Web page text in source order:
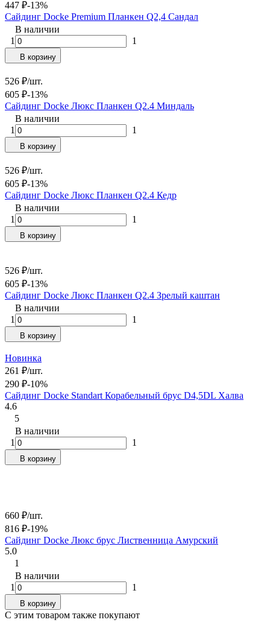
447 ₽-13%
Сайдинг Docke Premium Планкен Q2,4 Сандал
В наличии
1
1
В корзину
526 ₽/шт.
605 ₽-13%
Сайдинг Docke Люкс Планкен Q2.4 Миндаль
В наличии
1
1
В корзину
526 ₽/шт.
605 ₽-13%
Сайдинг Docke Люкс Планкен Q2.4 Кедр
В наличии
1
1
В корзину
526 ₽/шт.
605 ₽-13%
Сайдинг Docke Люкс Планкен Q2.4 Зрелый каштан
В наличии
1
1
В корзину
Новинка
261 ₽/шт.
290 ₽-10%
Сайдинг Docke Standart Корабельный брус D4,5DL Халва
4.6
5
В наличии
1
1
В корзину
660 ₽/шт.
816 ₽-19%
Сайдинг Docke Люкс брус Лиственница Амурский
5.0
1
В наличии
1
1
В корзину
C этим товаром также покупают